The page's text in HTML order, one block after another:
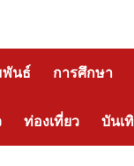
พันธ์ การศึกษา
ท่องเที่ยว บันเ